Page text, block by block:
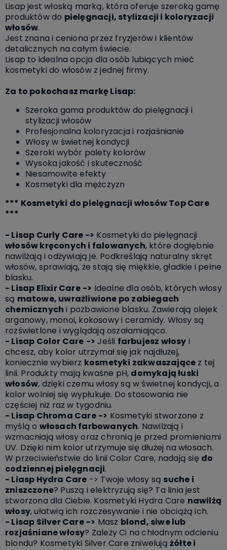
Lisap jest włoską marką, która oferuje szeroką gamę
produktów do pielęgnacji, stylizacji i koloryzacji
włosów.
Jest znana i ceniona przez fryzjerów i klientów
detalicznych na całym świecie.
Lisap to idealna opcja dla osób lubiących mieć
kosmetyki do włosów z jednej firmy.
Za to pokochasz markę Lisap:
Szeroka gama produktów do pielęgnacji i
stylizacji włosów
Profesjonalna koloryzacja i rozjaśnianie
Włosy w świetnej kondycji
Szeroki wybór palety kolorów
Wysoka jakość i skuteczność
Niesamowite efekty
Kosmetyki dla mężczyzn
*** Kosmetyki do pielęgnacji włosów Top Care
***
- Lisap Curly Care -> Kosmetyki do pielęgnacji
włosów kręconych i falowanych, które dogłębnie
nawilżają i odżywiają je. Podkreślają naturalny skręt
włosów, sprawiają, że stają się miękkie, gładkie i pełne
blasku.
- Lisap Elixir Care -> Idealne dla osób, których włosy
są matowe, uwrażliwione po zabiegach
chemicznych i pozbawione blasku. Zawierają olejek
arganowy, monoi, kokosowy i ceramidy. Włosy są
rozświetlone i wyglądają oszałamiająco.
- Lisap Color Care -> Jeśli farbujesz włosy i
chcesz, aby kolor utrzymał się jak najdłużej,
koniecznie wybierz kosmetyki zakwaszające z tej
linii. Produkty mają kwaśne pH, domykają łuski
włosów, dzięki czemu włosy są w świetnej kondycji, a
kolor wolniej się wypłukuje. Do stosowania nie
częściej niż raz w tygodniu.
- Lisap Chroma Care -> Kosmetyki stworzone z
myślą o włosach farbowanych. Nawilżają i
wzmacniają włosy oraz chronią je przed promieniami
UV. Dzięki nim kolor utrzymuje się dłużej na włosach.
W przeciwieństwie do linii Color Care, nadają się do
codziennej pielęgnacji.
- Liasp Hydra Care -> Twoje włosy są suche i
zniszczone? Puszą i elektryzują się? Ta linia jest
stworzona dla Ciebie. Kosmetyki Hydra Care nawilżą
włosy, ułatwią ich rozczesywanie i nie obciążą ich.
- Lisap Silver Care -> Masz blond, siwe lub
rozjaśniane włosy? Zależy Ci na chłodnym odcieniu
blondu? Kosmetyki Silver Care zniwelujążółte i